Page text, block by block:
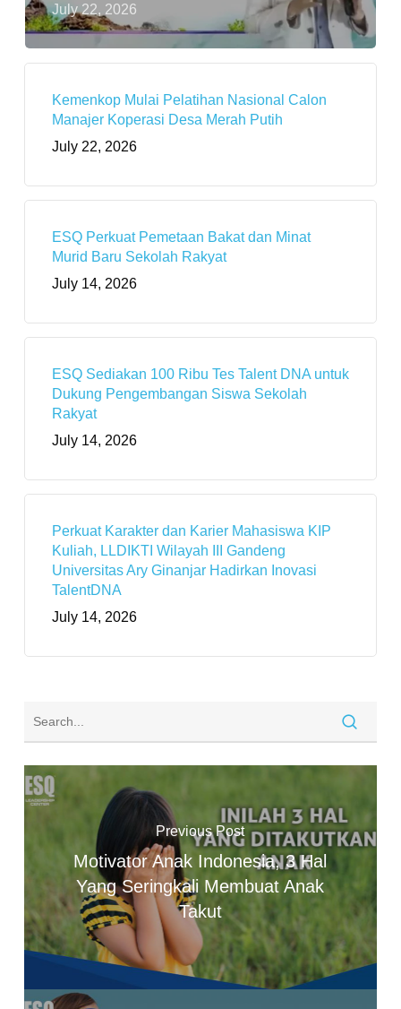
July 22, 2026
Kemenkop Mulai Pelatihan Nasional Calon
Manajer Koperasi Desa Merah Putih
July 22, 2026
ESQ Perkuat Pemetaan Bakat dan Minat
Murid Baru Sekolah Rakyat
July 14, 2026
ESQ Sediakan 100 Ribu Tes Talent DNA untuk
Dukung Pengembangan Siswa Sekolah
Rakyat
July 14, 2026
Perkuat Karakter dan Karier Mahasiswa KIP
Kuliah, LLDIKTI Wilayah III Gandeng
Universitas Ary Ginanjar Hadirkan Inovasi
TalentDNA
July 14, 2026
Previous Post
Motivator Anak Indonesia, 3 Hal
Yang Seringkali Membuat Anak
Takut